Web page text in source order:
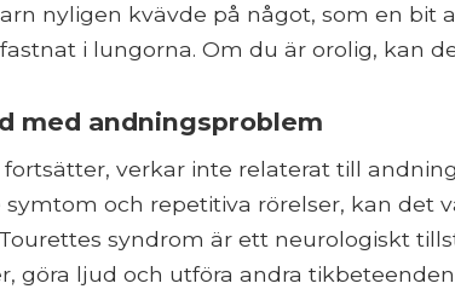
nyligen kvävde på något, som en bit
i lungorna. Om du är orolig, kan
med andningsproblem
verkar inte relaterat till
och repetitiva rörelser, kan det
syndrom är ett neurologiskt
göra ljud och utföra andra